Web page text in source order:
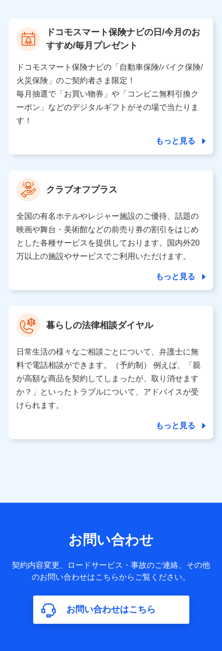
当社又は株式会社NTTドコモが提供する保険関連サービ
スにおけるユーザ登録受付および管理のため
を受けている保険会社・提携会社の保険その他に関する
情報を提供するため、また維持管理等の委託業務遂行の
ため、またそれらに付帯、関連する当社、株式会社NTT
ドコモおよび提携会社のサービスを案内、提供するため
（各サービスで取得したサービス利用履歴、ウェブサイ
トの閲覧履歴、購買履歴、ご契約内容等のパーソナルデ
ータを分析して、お客さまの趣味・嗜好・傾向に応じた
上記に係る案内・手続き・管理等付帯業務を行うため
【当該個人データの管理について責任を有する者の名称・住
所・代表者名】
当該個人データを取り扱う各共同利用者（詳細は次のとお
り）
東京都千代田区永田町2丁目11番1号 山王パークタワー
株式会社NTTドコモ 代表取締役社長 前田 義晃
東京都中央区日本橋人形町2-14-10 アーバンネット日本橋
ビル 3F
※ 当社および株式会社NTTドコモは、お客さまの情報を利
データ憲章」に定める行動原則を順守します 。
※ パーソナルデータダッシュボードの「第三者提供の管
理」の設定状態にかかわらず、共同利用する場合がありま
※ dポイントクラブ会員ではないお客さま（2019年12月11
日以降、一度もdポイントクラブ会員であったことがないお
個人データは、こちら の利用目的の範囲内に限って共同利
用します。
サービス提供等を通じて取得した、以下の情報などの個人デ
基本情報
氏名、電話番号、メールアドレス、お客さまの識別子、
属性、連絡先、dポイントサービスのご利用に関する情
構成、住所、dポイント残高、dポイント利用履歴などが
含まれます。
利用情報
ドコモスマート保険ナビの日/今月のお
すすめ/毎月プレゼント
ドコモスマート保険ナビの「自動車保険/バイク保険/
火災保険」のご契約者さま限定！
毎月抽選で「お買い物券」や「コンビニ無料引換ク
ーポン」などのデジタルギフトがその場で当たりま
す！
もっと見る
クラブオフプラス
全国の有名ホテルやレジャー施設のご優待、話題の
映画や舞台・美術館などの前売り券の割引をはじめ
とした各種サービスを提供しております。国内外20
万以上の施設やサービスでご利用いただけます。
もっと見る
暮らしの法律相談ダイヤル
日常生活の様々なご相談ごとについて、弁護士に無
料で電話相談ができます。（予約制） 例えば、「親
が高額な商品を契約してしまったが、取り消せます
か？」といったトラブルについて、アドバイスが受
けられます。
もっと見る
お問い合わせ
契約内容変更、ロードサービス・事故のご連絡、その他
のお問い合わせはこちらからご覧ください。
お問い合わせはこちら